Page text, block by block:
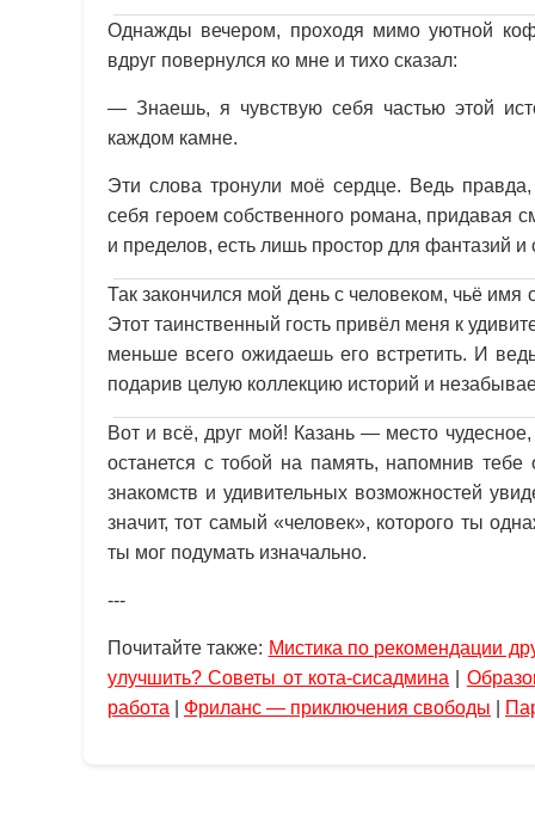
Однажды вечером, проходя мимо уютной
вдруг повернулся ко мне и тихо сказал:
— Знаешь, я чувствую себя частью этой
каждом камне.
Эти слова тронули моё сердце. Ведь правда,
себя героем собственного романа, придавая
и пределов, есть лишь простор для фантазий
Так закончился мой день с человеком, чьё имя
Этот таинственный гость привёл меня к
меньше всего ожидаешь его встретить. И
подарив целую коллекцию историй и
Вот и всё, друг мой! Казань — место
останется с тобой на память, напомнив
знакомств и удивительных возможностей
значит, тот самый «человек», которого ты
ты мог подумать изначально.
---
Почитайте также: Мистика по рекомендации
улучшить? Советы от кота-сисадмина
работа
Фриланс — приключения свободы